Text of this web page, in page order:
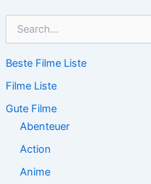
h
n
n
Beste Filme Liste
Filme Liste
Gute Filme
Abenteuer
Action
Anime